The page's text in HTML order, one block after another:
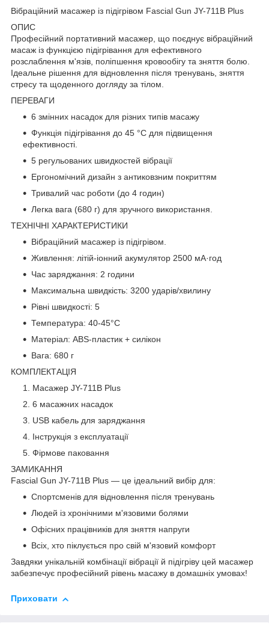
Вібраційний масажер із підігрівом Fascial Gun JY-711B Plus
ОПИС
Професійний портативний масажер, що поєднує вібраційний
масаж із функцією підігрівання для ефективного
розслаблення м'язів, поліпшення кровообігу та зняття болю.
Ідеальне рішення для відновлення після тренувань, зняття
стресу та щоденного догляду за тілом.
ПЕРЕВАГИ
6 змінних насадок для різних типів масажу
Функція підігрівання до 45 °C для підвищення
ефективності.
5 регульованих швидкостей вібрації
Ергономічний дизайн з антиковзним покриттям
Тривалий час роботи (до 4 годин)
Легка вага (680 г) для зручного використання.
ТЕХНІЧНІ ХАРАКТЕРИСТИКИ
Вібраційний масажер із підігрівом.
Живлення: літій-іонний акумулятор 2500 мА·год
Час заряджання: 2 години
Максимальна швидкість: 3200 ударів/хвилину
Рівні швидкості: 5
Температура: 40-45°C
Матеріал: ABS-пластик + силікон
Вага: 680 г
КОМПЛЕКТАЦІЯ
Масажер JY-711B Plus
6 масажних насадок
USB кабель для заряджання
Інструкція з експлуатації
Фірмове паковання
ЗАМИКАННЯ
Fascial Gun JY-711B Plus — це ідеальний вибір для:
Спортсменів для відновлення після тренувань
Людей із хронічними м'язовими болями
Офісних працівників для зняття напруги
Всіх, хто піклується про свій м'язовий комфорт
Завдяки унікальній комбінації вібрації й підігріву цей масажер
забезпечує професійний рівень масажу в домашніх умовах!
Приховати